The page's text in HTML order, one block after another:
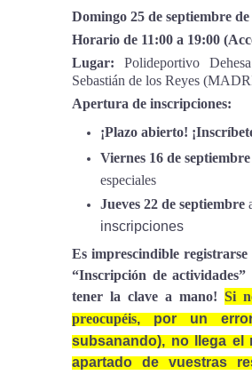
Domingo 25 de septiembre de
Horario de 11:00 a 19:00
Lugar: Polideportivo
Sebastián de los Reyes
Apertura de inscripciones:
¡Plazo abierto!
Viernes 16 de septiembre
especiales
Jueves 22 de septiembre
inscripciones
Es imprescindible
“Inscripción de
tener la clave a mano! Si
preocupéis,por un
subsanando), no llega el
apartado de vuestras